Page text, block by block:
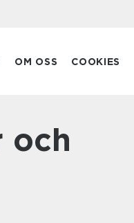
OM OSS COOKIES